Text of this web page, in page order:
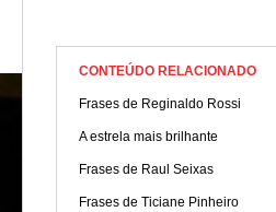
CONTEÚDO RELACIONADO
Frases de Reginaldo Rossi
A estrela mais brilhante
Frases de Raul Seixas
Frases de Ticiane Pinheiro